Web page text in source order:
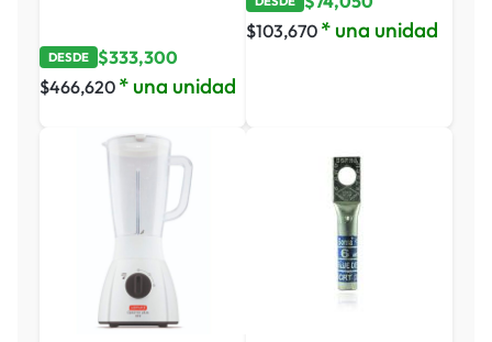
DESDE $333,300
$466,620 * una unidad
$103,670 * una unidad